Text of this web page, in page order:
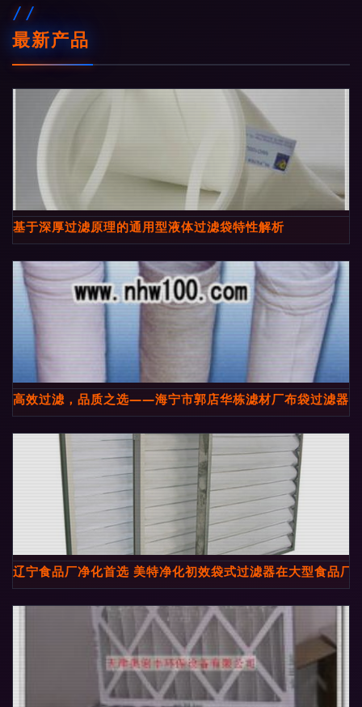
最新产品
基于深厚过滤原理的通用型液体过滤袋特性解析
高效过滤，品质之选——海宁市郭店华栋滤材厂布袋过滤器
辽宁食品厂净化首选 美特净化初效袋式过滤器在大型食品厂